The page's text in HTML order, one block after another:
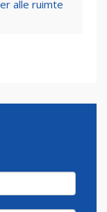
alle ruimte